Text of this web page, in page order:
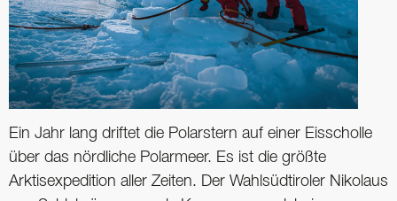
Ein Jahr lang driftet die Polarstern auf einer Eisscholle
über das nördliche Polarmeer. Es ist die größte
Arktisexpedition aller Zeiten. Der Wahlsüdtiroler Nikolaus